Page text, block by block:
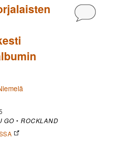
GO • ROCKLAND